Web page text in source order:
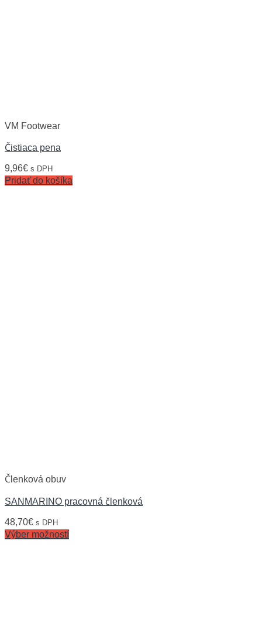
VM Footwear
Čistiaca pena
9,96€ s DPH
Pridať do košíka
Členková obuv
SANMARINO pracovná členková
48,70€ s DPH
Výber možností